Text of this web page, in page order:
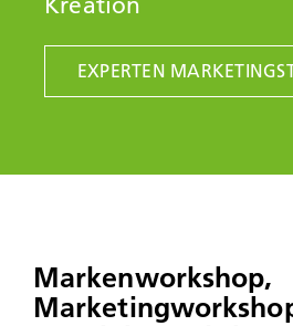
EXPERTEN
Marken­workshop,